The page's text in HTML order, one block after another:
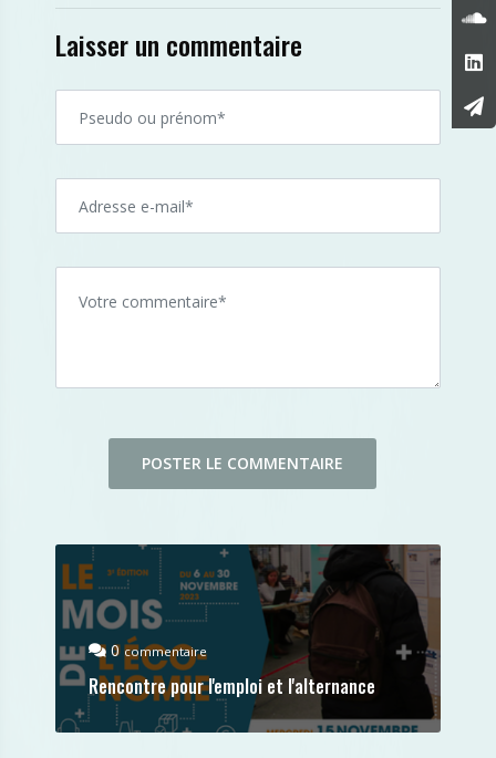
Laisser un commentaire
0 commentaire
Rencontre pour l'emploi et l'alternance